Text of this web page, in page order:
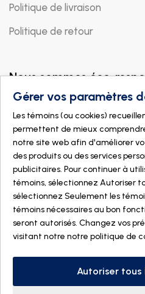
Politique de livraison
Politique de retour
Nous sommes éco-
© 2026 DOGMÄ
Fait avec
par
Gérer vos paramètres
Les témoins (ou cookies)
permettent de mieux
notre site web afin d'améliorer
des produits ou des services
publicitaires. Pour continuer à
témoins, sélectionnez Autoriser
sélectionnez Seulement les
témoins nécessaires au bon
seront autorisés. Changez vos
visitant notre notre politique de
Autoriser tous